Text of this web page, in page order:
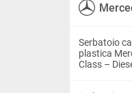
Serbatoio
plastica
Class –